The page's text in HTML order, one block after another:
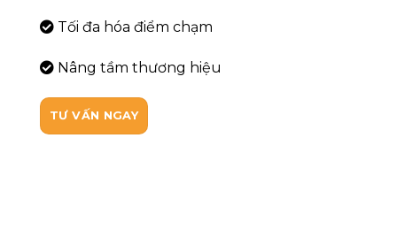
Tối đa hóa điểm chạm
Nâng tầm thương hiệu
TƯ VẤN NGAY